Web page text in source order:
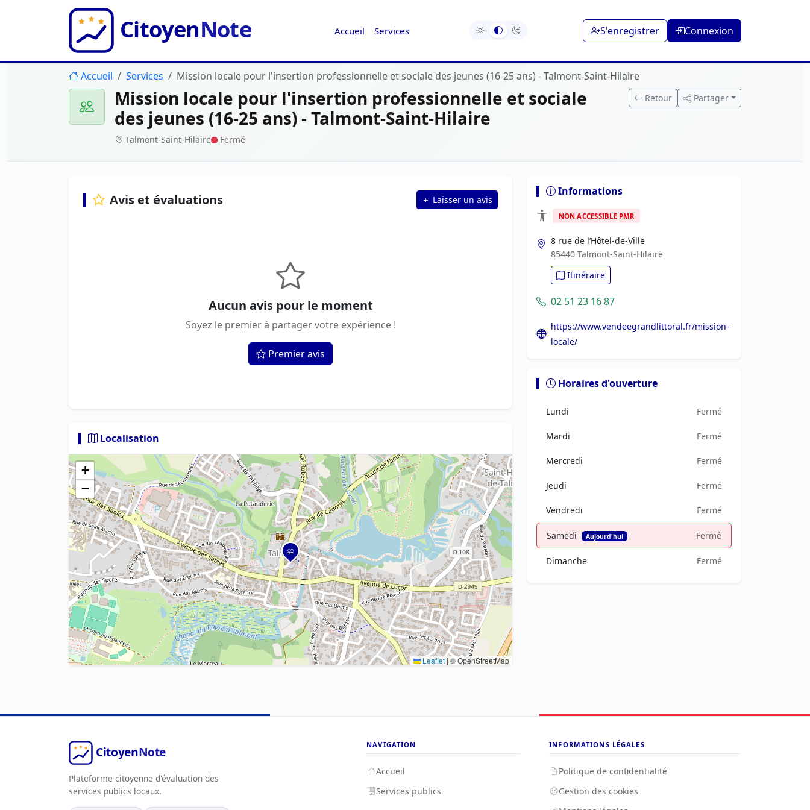
Accueil Services S'enregistrer Connexion
Accueil Services Mission locale pour l'insertion professionnelle et sociale des jeunes (16-25 ans) - Talmont-Saint-Hilaire
Mission locale pour l'insertion professionnelle et sociale
des jeunes (16-25 ans) - Talmont-Saint-Hilaire
Talmont-Saint-Hilaire Fermé
Retour Partager
Avis et évaluations Laisser un avis
Aucun avis pour le moment
Soyez le premier à partager votre expérience !
Premier avis
Localisation
+
−
Leaflet | © OpenStreetMap
Informations
NON ACCESSIBLE PMR
8 rue de l’Hôtel-de-Ville
85440 Talmont-Saint-Hilaire
Itinéraire
02 51 23 16 87
https://www.vendeegrandlittoral.fr/mission-
locale/
Horaires d'ouverture
Lundi Fermé
Mardi Fermé
Mercredi Fermé
Jeudi Fermé
Vendredi Fermé
Samedi Aujourd'hui Fermé
Dimanche Fermé
Plateforme citoyenne d'évaluation des
services publics locaux.
NAVIGATION
Accueil
Services publics
INFORMATIONS LÉGALES
Politique de confidentialité
Gestion des cookies